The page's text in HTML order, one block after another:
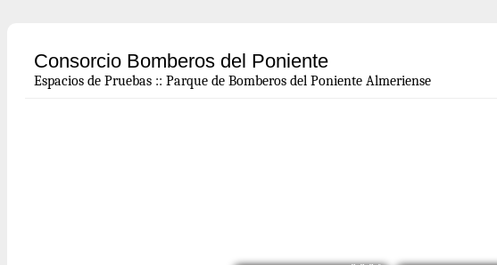
Consorcio Bomberos del Poniente
Espacios de Pruebas :: Parque de Bomberos del Poniente Almeriense